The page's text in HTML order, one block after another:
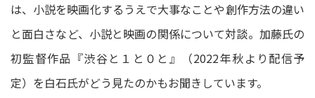
は、小説を映画化するうえで大事なことや創作方法の違い
と面白さなど、小説と映画の関係について対談。加藤氏の
初監督作品『渋谷と１と０と』（2022年秋より配信予
定）を白石氏がどう見たのかもお聞きしています。